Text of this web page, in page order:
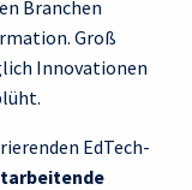
Branchen
Groß
Innovationen
EdTech-